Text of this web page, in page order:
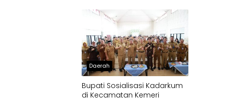
Daerah
Bupati Sosialisasi Kadarkum
di Kecamatan Kemeri